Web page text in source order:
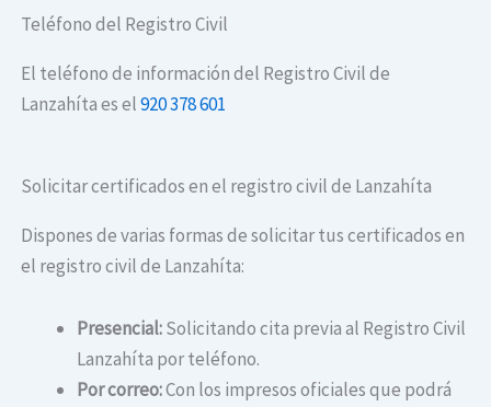
Teléfono del Registro Civil
El teléfono de información del Registro Civil de
Lanzahíta es el920 378 601
Solicitar certificados en el registro civil de Lanzahíta
Dispones de varias formas de solicitar tus certificados en
el registro civil de Lanzahíta:
Presencial:Solicitando cita previa al Registro Civil
Lanzahíta por teléfono.
Por correo:Con los impresos oficiales que podrá